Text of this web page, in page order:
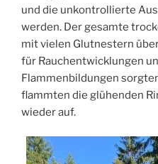
und die unkontrollierte
werden. Der gesamte
mit vielen Glutnestern
für Rauchentwicklungen
Flammenbildungen
flammten die glühenden
wieder auf.